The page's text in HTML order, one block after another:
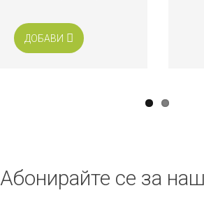
ДОБАВИ
Абонирайте се за